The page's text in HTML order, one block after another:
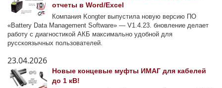
отчеты в Word/Excel
Компания Kongter выпустила новую версию ПО
«Battery Data Management Software» — V1.4.23. бновление делает
работу с диагностикой АКБ максимально удобной для
русскоязычных пользователей.
23.04.2026
Новые концевые муфты ИМАГ для кабелей
до 1 кВ!